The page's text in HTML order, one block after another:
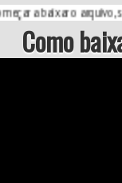
baixar o arquivo, siga a
Como